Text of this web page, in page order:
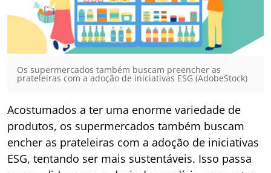
Os supermercados também buscam preencher as
prateleiras com a adoção de iniciativas ESG (AdobeStock)
Acostumados a ter uma enorme variedade de
produtos, os supermercados também buscam
encher as prateleiras com a adoção de iniciativas
ESG, tentando ser mais sustentáveis. Isso passa